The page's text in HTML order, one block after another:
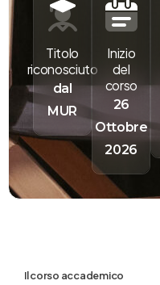
Titolo
riconosciuto
dal
MUR
Inizio
del
corso
26
Ottobre
2026
Il corso accademico